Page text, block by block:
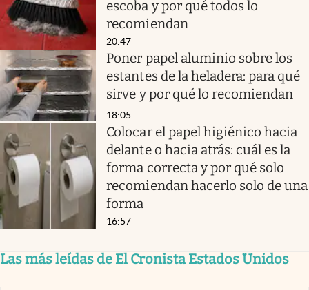
escoba y por qué todos lo
recomiendan
20:47
Poner papel aluminio sobre los
estantes de la heladera: para qué
sirve y por qué lo recomiendan
18:05
Colocar el papel higiénico hacia
delante o hacia atrás: cuál es la
forma correcta y por qué solo
recomiendan hacerlo solo de una
forma
16:57
Las más leídas de El Cronista Estados Unidos